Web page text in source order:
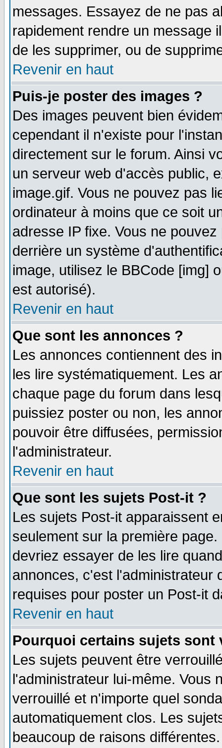
messages. Essayez de ne pas
rapidement rendre un message
de les supprimer, ou de
Revenir en haut
Puis-je poster des images ?
Des images peuvent bien
cependant il n'existe pour
directement sur le forum. Ainsi
un serveur web d'accès public,
image.gif. Vous ne pouvez pas
ordinateur à moins que ce soit
adresse IP fixe. Vous ne
derrière un système
image, utilisez le BBCode [img]
est autorisé).
Revenir en haut
Que sont les annonces ?
Les annonces contiennent des
les lire systématiquement. Les
chaque page du forum dans
puissiez poster ou non, les
pouvoir être diffusées,
l'administrateur.
Revenir en haut
Que sont les sujets Post-it ?
Les sujets Post-it apparaissent
seulement sur la première
devriez essayer de les lire
annonces, c'est l'administrateur
requises pour poster un Post-it
Revenir en haut
Pourquoi certains sujets sont
Les sujets peuvent être
l'administrateur lui-même. Vous
verrouillé et n'importe quel
automatiquement clos. Les
beaucoup de raisons différentes.